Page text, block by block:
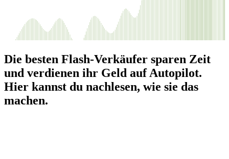
Die besten Flash-Verkäufer sparen Zeit
und verdienen ihr Geld auf Autopilot.
Hier kannst du nachlesen, wie sie das
machen.